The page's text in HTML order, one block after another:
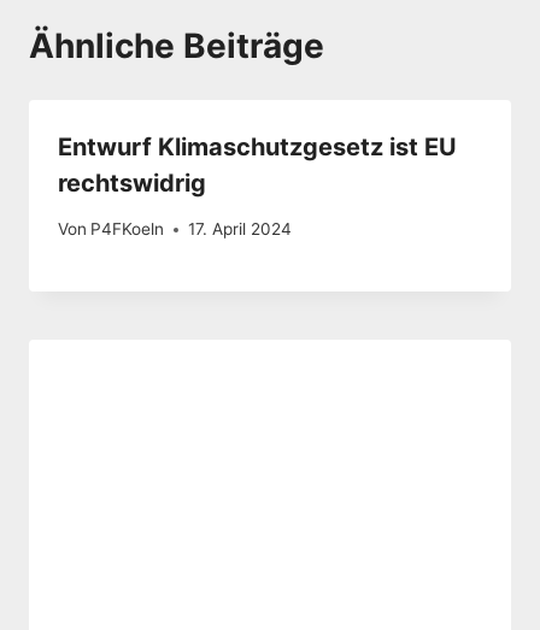
Ähnliche Beiträge
Entwurf Klimaschutzgesetz ist EU
rechtswidrig
Von P4FKoeln 17. April 2024